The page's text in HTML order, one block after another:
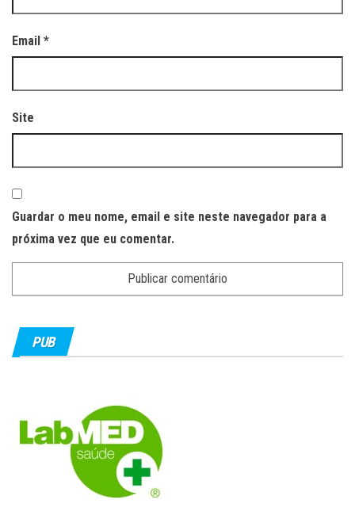
Email *
Site
Guardar o meu nome, email e site neste navegador para a
próxima vez que eu comentar.
PUB